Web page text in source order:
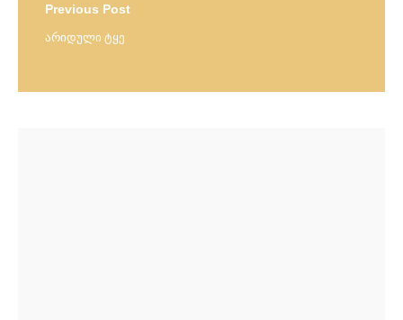
Previous Post
არიდული ტყე